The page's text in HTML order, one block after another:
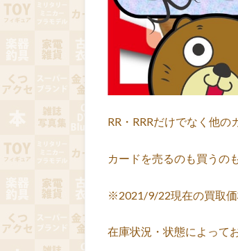
RR・RRRだけでなく他
カードを売るのも買うの
※2021/9/22現在の買取価
在庫状況・状態によって